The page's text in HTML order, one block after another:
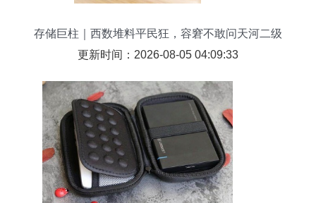
存储巨柱｜西数堆料平民狂，容窘不敢问天河二级
更新时间：2026-08-05 04:09:33